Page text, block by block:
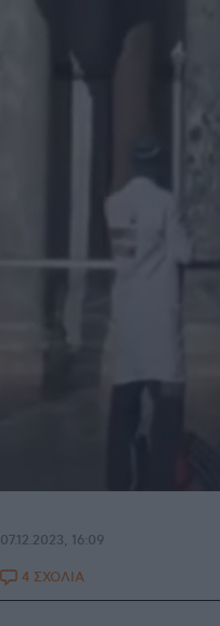
07.12.2023, 16:09
4 ΣΧΟΛΙΑ